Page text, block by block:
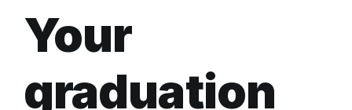
Your
graduation